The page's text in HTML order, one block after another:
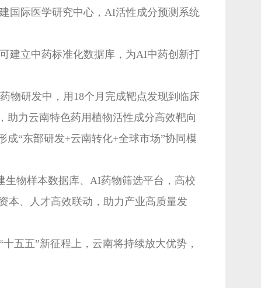
国际医学研究中心，AI活性成分预测系统
建立中药标准化数据库，为AI中药创新打
物研发中，用18个月完成靶点发现到临床
力云南特色药用植物活性成分高效靶向
“东部研发+云南转化+全球市场”协同模
生物样本数据库、AI药物筛选平台，高校
本、人才高效联动，助力产业高质量发
五五”新征程上，云南将持续放大优势，